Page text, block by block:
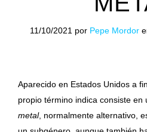
11/10/2021 por Pepe Mordor
Aparecido en Estados Unidos a
propio término indica consiste en
metal, normalmente alternativo,